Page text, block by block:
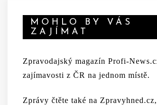
MOHLO BY VÁS
ZAJÍMAT
Zpravodajský magazín Profi-
zajímavosti z ČR na jednom místě.
Zprávy čtěte také na Zpravyhned.cz